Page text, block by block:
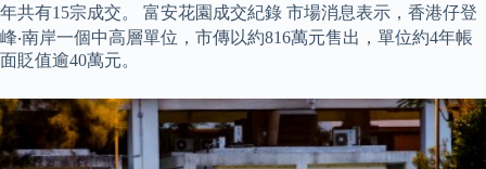
年共有15宗成交。 富安花園成交紀錄 市場消息表示，香港仔登
峰‧南岸一個中高層單位，市傳以約816萬元售出，單位約4年帳
面貶值逾40萬元。